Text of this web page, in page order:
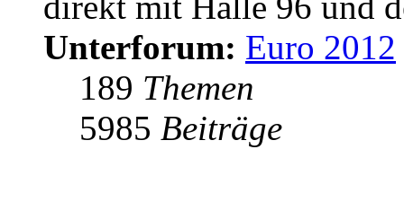
Unterforum: Euro 2012
189 Themen
5985 Beiträge